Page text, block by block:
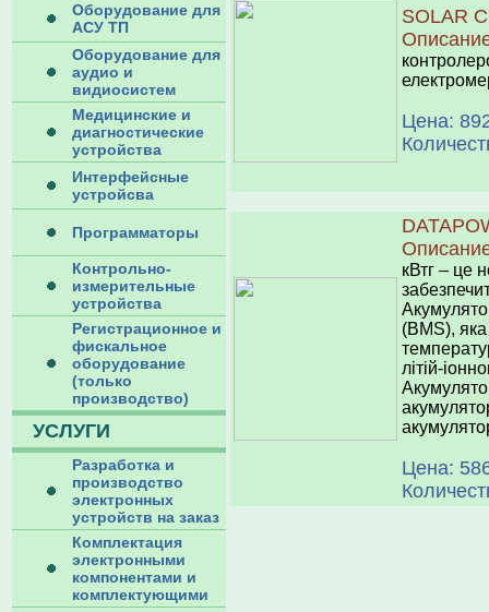
Оборудование для
АСУ ТП
Оборудование для
аудио и
видиосистем
Медицинские и
диагностические
устройства
Интерфейсные
устройсва
Программаторы
Контрольно-
измерительные
устройства
Регистрационное и
фискальное
оборудование
(только
производство)
УСЛУГИ
Разработка и
производство
электронных
устройств на заказ
Комплектация
электронными
компонентами и
комплектующими
SOLAR
Цена:
кВтг – це
(BMS),
літій-
Цена: